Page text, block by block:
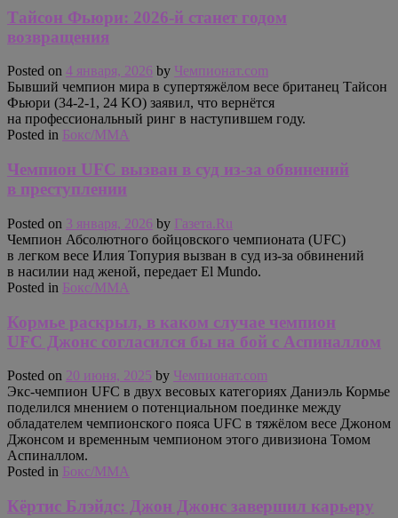
Тайсон Фьюри: 2026-й станет годом
возвращения
Posted on 4 января, 2026 by Чемпионат.com
Бывший чемпион мира в супертяжёлом весе британец Тайсон
Фьюри (34-2-1, 24 KO) заявил, что вернётся
на профессиональный ринг в наступившем году.
Posted in Бокс/MMA
Чемпион UFC вызван в суд из-за обвинений
в преступлении
Posted on 3 января, 2026 by Газета.Ru
Чемпион Абсолютного бойцовского чемпионата (UFC)
в легком весе Илия Топурия вызван в суд из-за обвинений
в насилии над женой, передает El Mundo.
Posted in Бокс/MMA
Кормье раскрыл, в каком случае чемпион
UFC Джонс согласился бы на бой с Аспиналлом
Posted on 20 июня, 2025 by Чемпионат.com
Экс-чемпион UFC в двух весовых категориях Даниэль Кормье
поделился мнением о потенциальном поединке между
обладателем чемпионского пояса UFC в тяжёлом весе Джоном
Джонсом и временным чемпионом этого дивизиона Томом
Аспиналлом.
Posted in Бокс/MMA
Кёртис Блэйдс: Джон Джонс завершил карьеру